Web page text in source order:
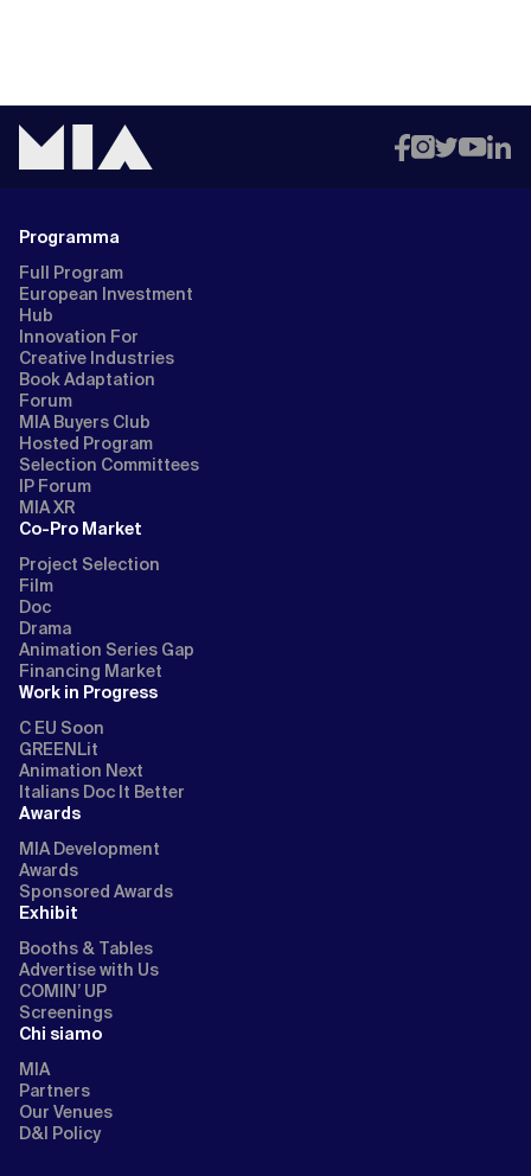
Programma
Full Program
European Investment
Hub
Innovation For
Creative Industries
Book Adaptation
Forum
MIA Buyers Club
Hosted Program
Selection Committees
IP Forum
MIA XR
Co-Pro Market
Project Selection
Film
Doc
Drama
Animation Series Gap
Financing Market
Work in Progress
C EU Soon
GREENLit
Animation Next
Italians Doc It Better
Awards
MIA Development
Awards
Sponsored Awards
Exhibit
Booths & Tables
Advertise with Us
COMIN’ UP
Screenings
Chi siamo
MIA
Partners
Our Venues
D&I Policy